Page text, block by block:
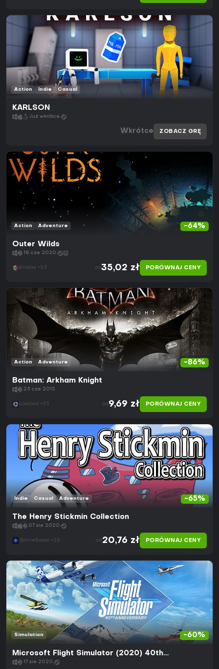
Action Indie Casual
KARLSON
Już wkrótce
Wkrótce ZOBACZ GRĘ
-64%
Action Adventure
Outer Wilds
18 cze 2020
Eneba +53 od 35,02 zł PORÓWNAJ CENY
-86%
Action Adventure
Batman: Arkham Knight
23 cze 2015
Loaded +33 od 9,69 zł PORÓWNAJ CENY
-65%
Indie Casual Adventure
The Henry Stickmin Collection
07 sie 2020
GameBoost +22 od 20,76 zł PORÓWNAJ CENY
-60%
Simulation
Microsoft Flight Simulator (2020) 40th
Anniversary Edition
17 sie 2020